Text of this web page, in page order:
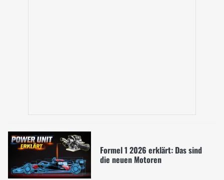
Formel 1 2026 erklärt: Das sind
die neuen Motoren